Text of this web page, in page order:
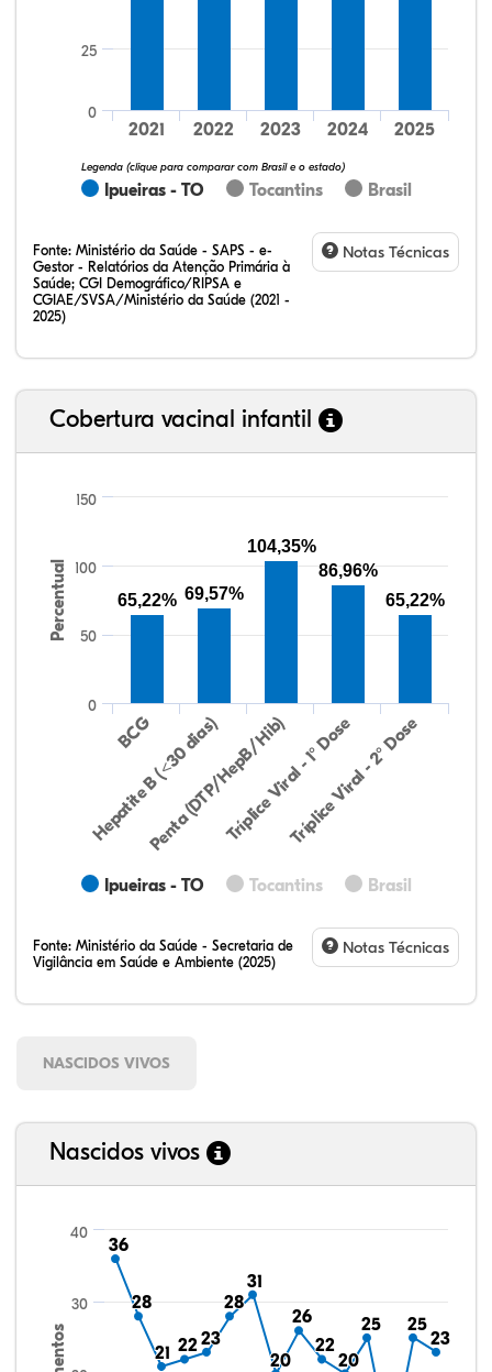
Ipueiras - TO Tocantins Brasil
Legenda (clique para comparar com Brasil e o estado)
2021 2022 2023 2024 2025
0
25
Fonte: Ministério da Saúde - SAPS - e-
Gestor - Relatórios da Atenção Primária à
Saúde; CGI Demográfico/RIPSA e
CGIAE/SVSA/Ministério da Saúde (2021 -
2025)
Notas Técnicas
Cobertura vacinal infantil
Percentual
Ipueiras - TO Tocantins Brasil
BCG
Hepatite B (<30 dias)
Penta (DTP/HepB/Hib)Tríplice Viral - 1° Dose
Tríplice Viral - 2° Dose
0
50
100
150
65,22% 69,57%
104,35%
86,96%
65,22%
Fonte: Ministério da Saúde - Secretaria de
Vigilância em Saúde e Ambiente (2025)
Notas Técnicas
NASCIDOS VIVOS
Nascidos vivos
36
36
28
28
21
21 22
2223
23
28
28
31
31
20
20
26
26
22
22
20
20
25
25 25
25
23
23
30
40